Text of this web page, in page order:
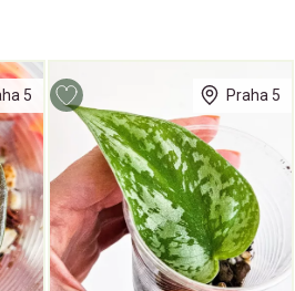
5 Praha 5